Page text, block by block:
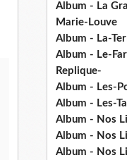
Album - La
Marie-Louve
Album - La-
Album - Le-
Replique-
Album - Les-
Album - Les-
Album - Nos
Album - Nos
Album - Nos